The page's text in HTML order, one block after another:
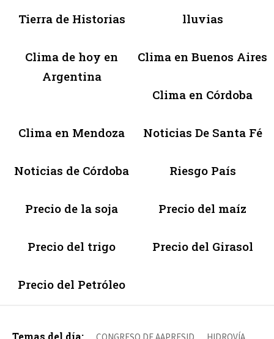
Tierra de Historias lluvias
Clima de hoy en
Argentina
Clima en Buenos Aires
Clima en Córdoba
Clima en Mendoza Noticias De Santa Fé
Noticias de Córdoba Riesgo País
Precio de la soja Precio del maíz
Precio del trigo Precio del Girasol
Precio del Petróleo
Temas del día: